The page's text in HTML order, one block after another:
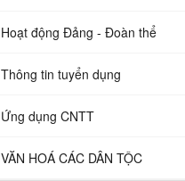
Hoạt động Đảng - Đoàn thể
Thông tin tuyển dụng
Ứng dụng CNTT
VĂN HOÁ CÁC DÂN TỘC